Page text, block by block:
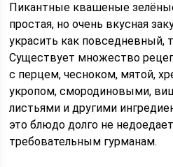
Пикантные квашеные
простая, но очень вкусная
украсить как повседневный,
Существует множество
с перцем, чесноком, мятой,
укропом, смородиновыми,
листьями и другими
это блюдо долго не
требовательным гурманам.